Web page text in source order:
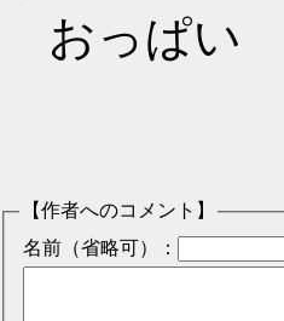
おっぱい
【作者へのコメント】
名前（省略可）：